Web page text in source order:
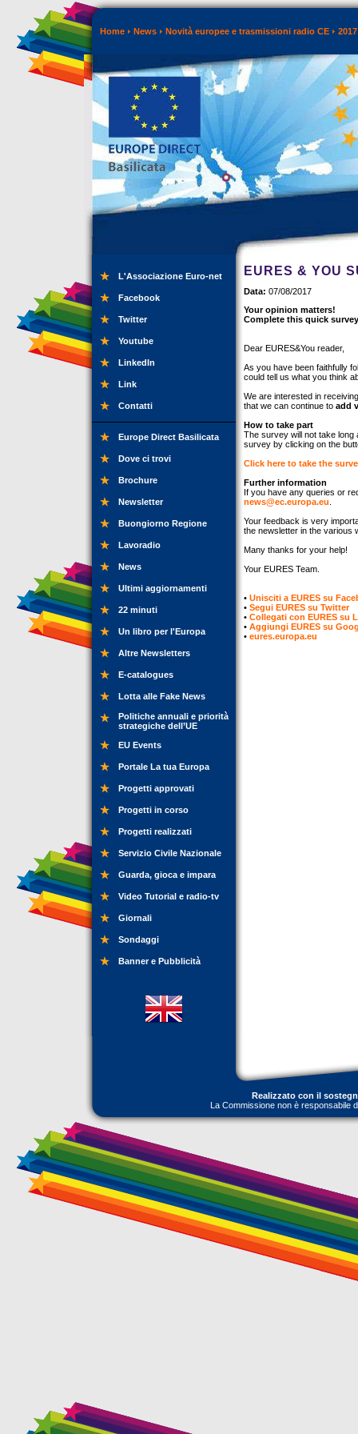
Home News Novità europee e trasmissioni radio CE 2017
L'Associazione Euro-net
Facebook
Twitter
Youtube
LinkedIn
Link
Contatti
Europe Direct Basilicata
Dove ci trovi
Brochure
Newsletter
Buongiorno Regione
Lavoradio
News
Ultimi aggiornamenti
22 minuti
Un libro per l'Europa
Altre Newsletters
E-catalogues
Lotta alle Fake News
Politiche annuali e priorità
strategiche dell’UE
EU Events
Portale La tua Europa
Progetti approvati
Progetti in corso
Progetti realizzati
Servizio Civile Nazionale
Guarda, gioca e impara
Video Tutorial e radio-tv
Giornali
Sondaggi
Banner e Pubblicità
EURES & YOU
Data: 07/08/2017
Your opinion matters!
Complete this quick
Dear EURES&You reader,
As you have been faithfully
could tell us what you think
We are interested in
that we can continue to add
How to take part
The survey will not take long
survey by clicking on the
Click here to take the
Further information
If you have any queries or
news@ec.europa.eu
Your feedback is very
the newsletter in the various
Many thanks for your help!
Your EURES Team.
• Unisciti a EURES su
• Segui EURES su Twitter
• Collegati con EURES su
• Aggiungi EURES su
• eures.europa.eu
Realizzato con il
La Commissione non è responsabile